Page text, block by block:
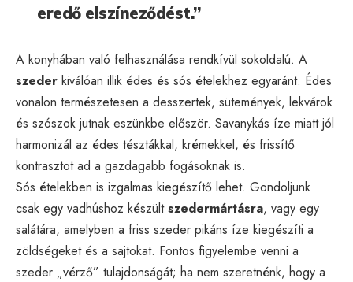
eredő elszíneződést.”
A konyhában való felhasználása rendkívül sokoldalú. A
szeder kiválóan illik édes és sós ételekhez egyaránt. Édes
vonalon természetesen a desszertek, sütemények, lekvárok
és szószok jutnak eszünkbe először. Savanykás íze miatt jól
harmonizál az édes tésztákkal, krémekkel, és frissítő
kontrasztot ad a gazdagabb fogásoknak is.
Sós ételekben is izgalmas kiegészítő lehet. Gondoljunk
csak egy vadhúshoz készültszedermártásra, vagy egy
salátára, amelyben a friss szeder pikáns íze kiegészíti a
zöldségeket és a sajtokat. Fontos figyelembe venni a
szeder „vérző” tulajdonságát; ha nem szeretnénk, hogy a